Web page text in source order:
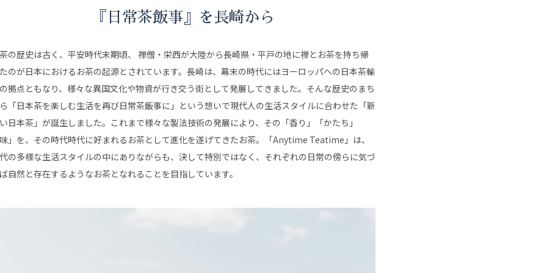
『日常茶飯事』を長崎から
の歴史は古く、平安時代末期頃、 禅僧・栄西が大陸から長崎県・平戸の地に禅とお茶を持ち帰
のが日本におけるお茶の起源とされています。長崎は、幕末の時代にはヨーロッパへの日本茶輸
拠点ともなり、様々な異国文化や物資が行き交う街として発展してきました。そんな歴史のまち
「日本茶を楽しむ生活を再び日常茶飯事に」という想いで現代人の生活スタイルに合わせた「新
日本茶」が誕生しました。これまで様々な製法技術の発展により、その「香り」「かたち」
味」を、その時代時代に好まれるお茶として進化を遂げてきたお茶。「Anytime Teatime」は、
の多様な生活スタイルの中にありながらも、決して特別ではなく、それぞれの日常の傍らに気づ
自然と存在するようなお茶となれることを目指しています。